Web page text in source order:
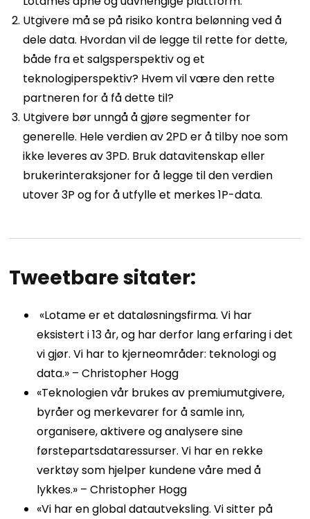
Utgivere må se på risiko kontra belønning ved å
dele data. Hvordan vil de legge til rette for dette,
både fra et salgsperspektiv og et
teknologiperspektiv? Hvem vil være den rette
partneren for å få dette til?
Utgivere bør unngå å gjøre segmenter for
generelle. Hele verdien av 2PD er å tilby noe som
ikke leveres av 3PD. Bruk datavitenskap eller
brukerinteraksjoner for å legge til den verdien
utover 3P og for å utfylle et merkes 1P-data.
Tweetbare sitater:
«Lotame er et dataløsningsfirma. Vi har
eksistert i 13 år, og har derfor lang erfaring i det
vi gjør. Vi har to kjerneområder: teknologi og
data.» – Christopher Hogg
«Teknologien vår brukes av premiumutgivere,
byråer og merkevarer for å samle inn,
organisere, aktivere og analysere sine
førstepartsdataressurser. Vi har en rekke
verktøy som hjelper kundene våre med å
lykkes.» – Christopher Hogg
«Vi har en global datautveksling. Vi sitter på